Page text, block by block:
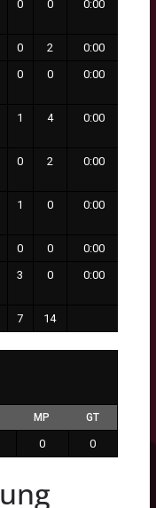
0 0 0:00
0 2 0:00
0 0 0:00
1 4 0:00
0 2 0:00
1 0 0:00
0 0 0:00
3 0 0:00
7 14
MP GT
0 0